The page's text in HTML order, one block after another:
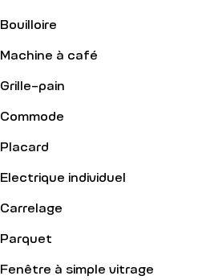
Bouilloire
Machine à café
Grille-pain
Commode
Placard
Electrique individuel
Carrelage
Parquet
Fenêtre à simple vitrage